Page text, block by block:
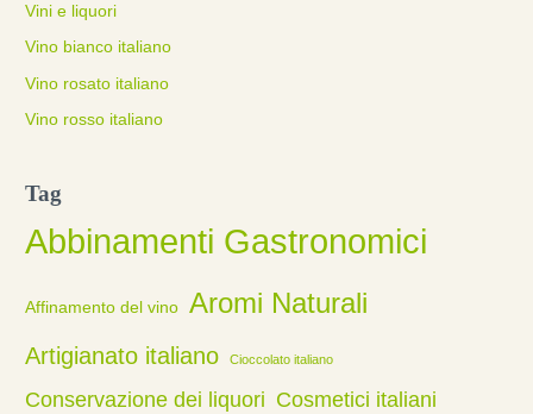
Vini e liquori
Vino bianco italiano
Vino rosato italiano
Vino rosso italiano
Tag
Abbinamenti Gastronomici
Affinamento del vino Aromi Naturali
Artigianato italiano Cioccolato italiano
Conservazione dei liquori Cosmetici italiani